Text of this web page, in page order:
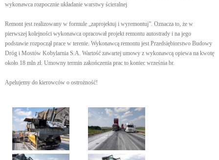
wykonawca rozpocznie układanie warstwy ścieralnej
Remont jest realizowany w formule „zaprojektuj i wyremontuj”. Oznacza to, że w
pierwszej kolejności wykonawca opracował projekt remontu autostrady i na jego
podstawie rozpoczął prace w terenie. Wykonawcą remontu jest Przedsiębiorstwo Budowy
Dróg i Mostów Kobylarnia S.A. Wartość zawartej umowy z wykonawcą opiewa na kwotę
około 18 mln zł. Umowny termin zakończenia prac to koniec września br.
Apelujemy do kierowców o ostrożność!